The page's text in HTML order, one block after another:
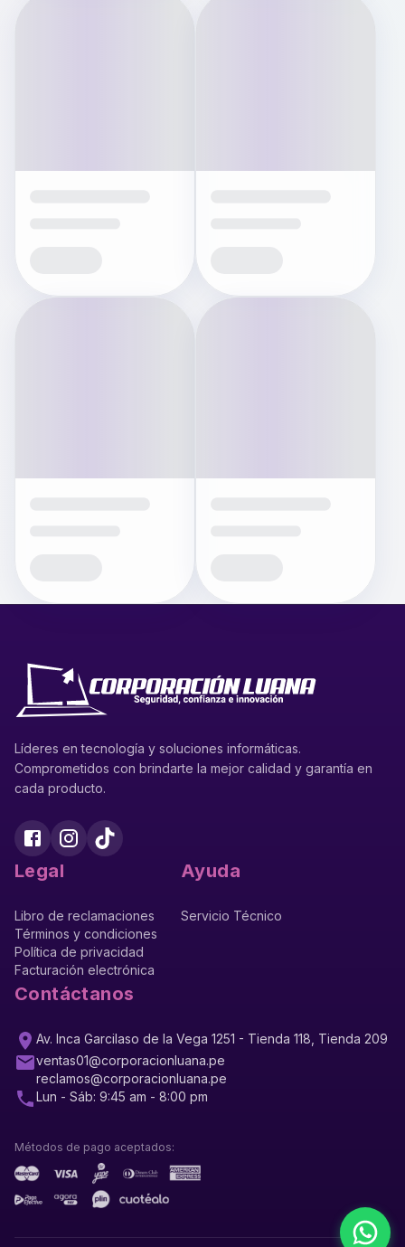
Líderes en tecnología y soluciones informáticas.
Comprometidos con brindarte la mejor calidad y garantía en
cada producto.
Legal
Libro de reclamaciones
Términos y condiciones
Política de privacidad
Facturación electrónica
Ayuda
Servicio Técnico
Contáctanos
Av. Inca Garcilaso de la Vega 1251 - Tienda 118, Tienda 209
ventas01@corporacionluana.pe
reclamos@corporacionluana.pe
Lun - Sáb: 9:45 am - 8:00 pm
Métodos de pago aceptados: